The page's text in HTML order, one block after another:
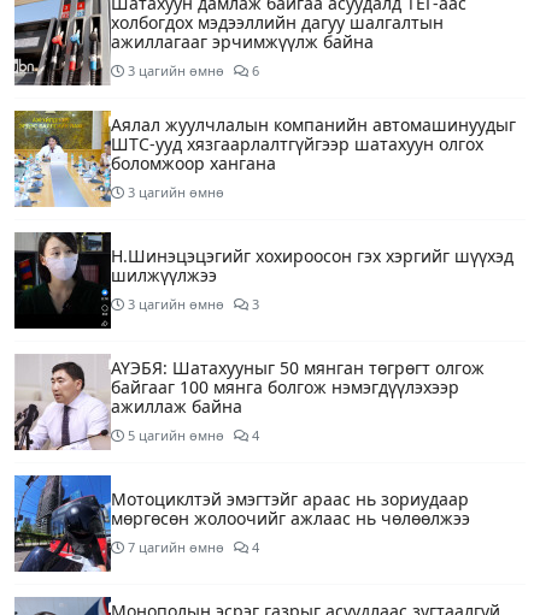
холбогдох мэдээллийн дагуу шалгалтын
ажиллагааг эрчимжүүлж байна
3 цагийн өмнө 6
Аялал жуулчлалын компанийн автомашинуудыг
ШТС-ууд хязгаарлалтгүйгээр шатахуун олгох
боломжоор хангана
3 цагийн өмнө
Н.Шинэцэцэгийг хохироосон гэх хэргийг шүүхэд
шилжүүлжээ
3 цагийн өмнө 3
АҮЭБЯ: Шатахууныг 50 мянган төгрөгт олгож
байгааг 100 мянга болгож нэмэгдүүлэхээр
ажиллаж байна
5 цагийн өмнө 4
Мотоциклтэй эмэгтэйг араас нь зориудаар
мөргөсөн жолоочийг ажлаас нь чөлөөлжээ
7 цагийн өмнө 4